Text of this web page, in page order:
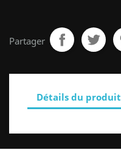
Partager
Détails du produit